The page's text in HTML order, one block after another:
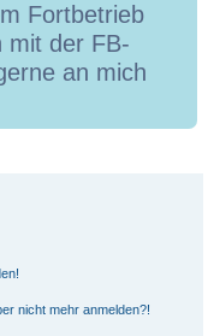
Fortbetrieb
mit der FB-
an mich
nicht mehr anmelden?!